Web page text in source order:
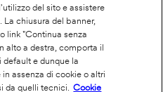
del sito e assistere
chiusura del banner,
link "Continua senza
alto a destra, comporta il
e dunque la
assenza di cookie o altri
da quelli tecnici.
Cookie